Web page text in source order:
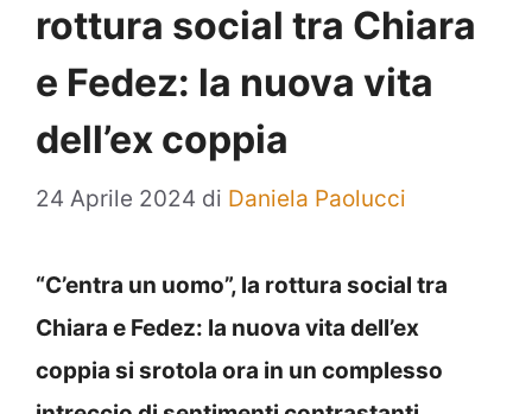
rottura social tra Chiara
e Fedez: la nuova vita
dell’ex coppia
24 Aprile 2024 di Daniela Paolucci
“C’entra un uomo”, la rottura social tra
Chiara e Fedez: la nuova vita dell’ex
coppia si srotola ora in un complesso